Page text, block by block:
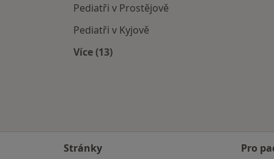
Pediatři v Prostějově
Pediatři v Kyjově
Více (13)
Stránky
Pro